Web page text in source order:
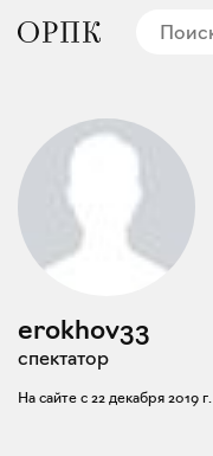
erokhov33
спектатор
На сайте с 22 декабря 2019 г.